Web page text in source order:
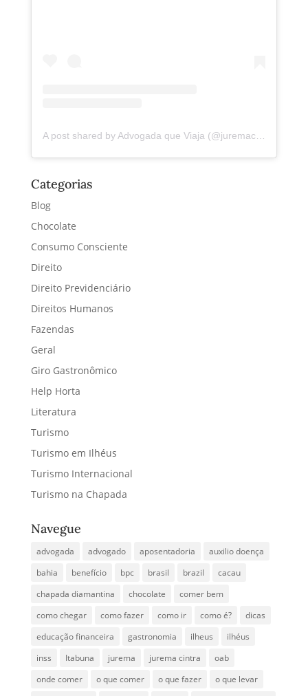
A post shared by Advogada que Viaja (@juremacintra)
Categorias
Blog
Chocolate
Consumo Consciente
Direito
Direito Previdenciário
Direitos Humanos
Fazendas
Geral
Giro Gastronômico
Help Horta
Literatura
Turismo
Turismo em Ilhéus
Turismo Internacional
Turismo na Chapada
Navegue
advogada advogado aposentadoria
auxilio doença
bahia
benefício bpc brasil brazil
cacau
chapada diamantina
chocolate
comer bem
como chegar
como fazer como ir como é?
dicas
educação financeira
gastronomia ilheus
ilhéus
inss
Itabuna jurema jurema cintra
oab
onde comer
o que comer o que fazer
o que levar